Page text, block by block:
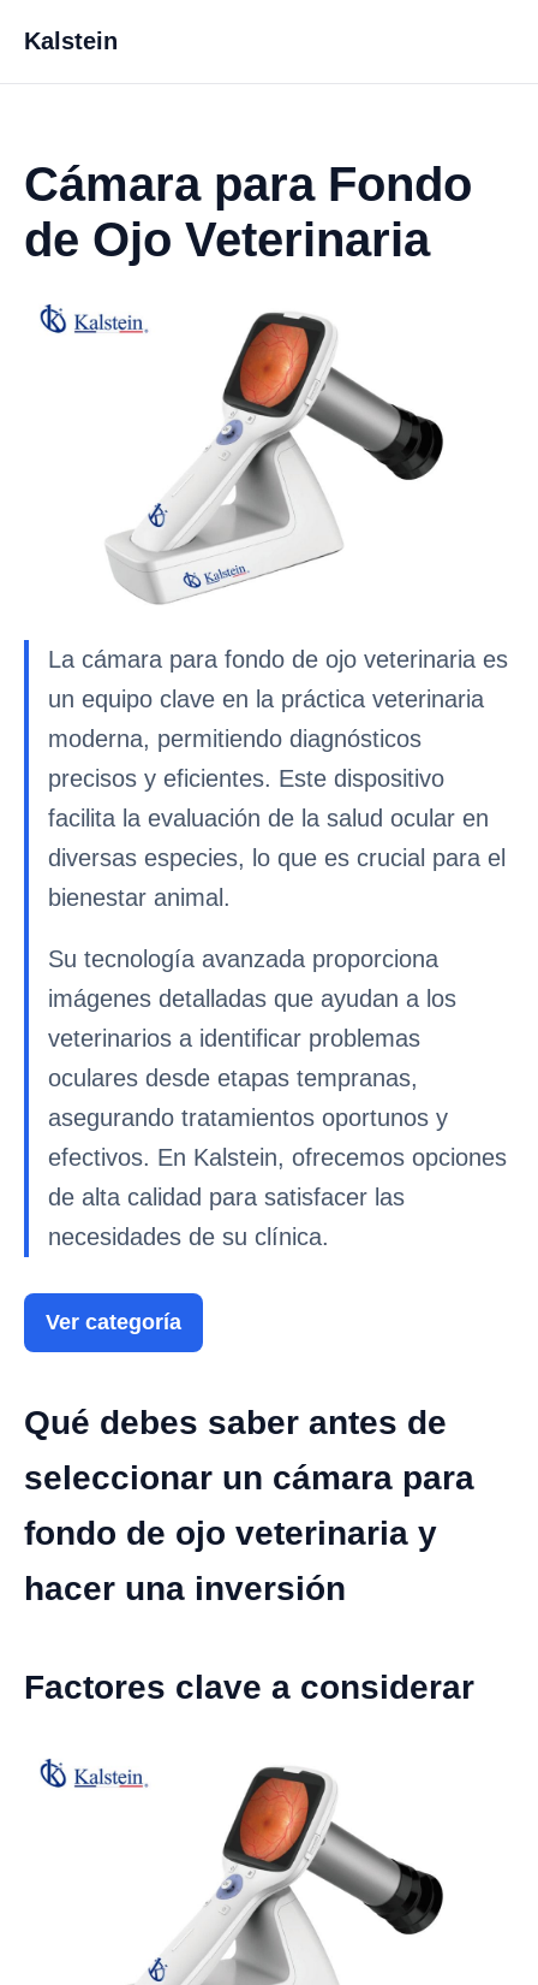
Kalstein
Cámara para Fondo
de Ojo Veterinaria
La cámara para fondo de ojo veterinaria es
un equipo clave en la práctica veterinaria
moderna, permitiendo diagnósticos
precisos y eficientes. Este dispositivo
facilita la evaluación de la salud ocular en
diversas especies, lo que es crucial para el
bienestar animal.
Su tecnología avanzada proporciona
imágenes detalladas que ayudan a los
veterinarios a identificar problemas
oculares desde etapas tempranas,
asegurando tratamientos oportunos y
efectivos. En Kalstein, ofrecemos opciones
de alta calidad para satisfacer las
necesidades de su clínica.
Ver categoría
Qué debes saber antes de
seleccionar un cámara para
fondo de ojo veterinaria y
hacer una inversión
Factores clave a considerar